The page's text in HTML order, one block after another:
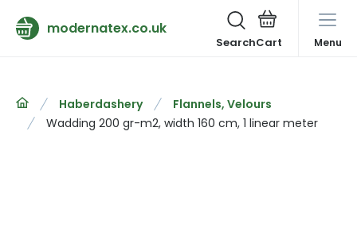
modernatex.co.uk
Search Menu
Haberdashery
Flannels, Velours
Wadding 200 gr-m2, width 160 cm, 1 linear meter